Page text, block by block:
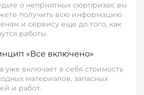
о неприятных сюрпризах: вы
получить всю информацию
и сервису еще до того, как
работы.
«Все включено»
уже включает в себя стоимость
материалов, запасных
и работ.